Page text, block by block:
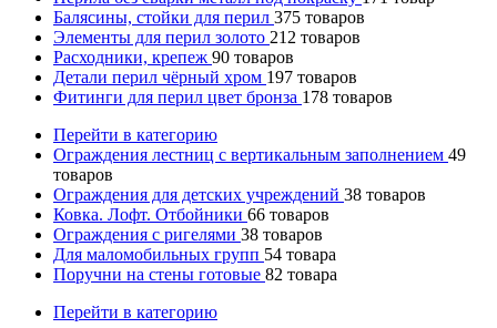
Балясины, стойки для перил 375 товаров
Элементы для перил золото 212 товаров
Расходники, крепеж 90 товаров
Детали перил чёрный хром 197 товаров
Фитинги для перил цвет бронза 178 товаров
Перейти в категорию
Ограждения лестниц с вертикальным заполнением 49
товаров
Ограждения для детских учреждений 38 товаров
Ковка. Лофт. Отбойники 66 товаров
Ограждения с ригелями 38 товаров
Для маломобильных групп 54 товара
Поручни на стены готовые 82 товара
Перейти в категорию